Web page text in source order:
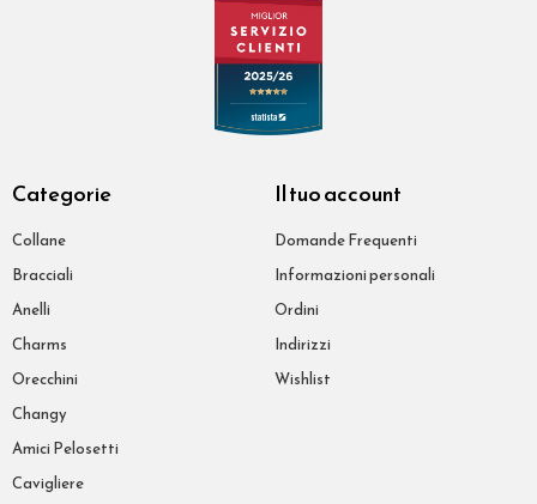
Categorie
Collane
Bracciali
Anelli
Charms
Orecchini
Changy
Amici Pelosetti
Cavigliere
Il tuo account
Domande Frequenti
Informazioni personali
Ordini
Indirizzi
Wishlist